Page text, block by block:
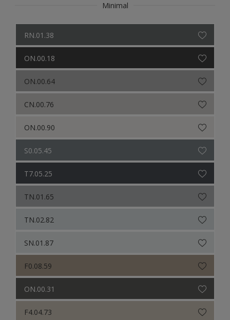
Minimal
RN.01.38
ON.00.18
ON.00.64
CN.00.76
ON.00.90
S0.05.45
T7.05.25
TN.01.65
TN.02.82
SN.01.87
F0.08.59
ON.00.31
F4.04.73